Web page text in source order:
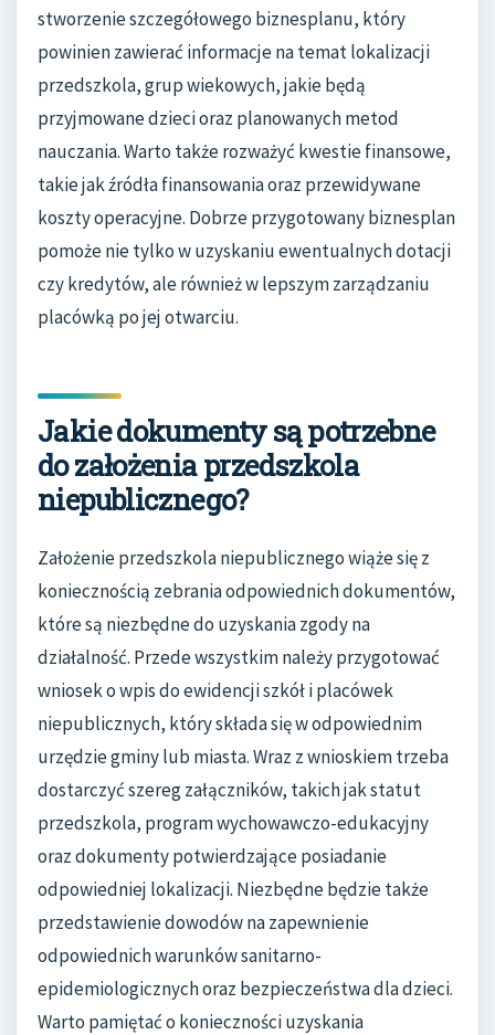
stworzenie szczegółowego biznesplanu, który
powinien zawierać informacje na temat lokalizacji
przedszkola, grup wiekowych, jakie będą
przyjmowane dzieci oraz planowanych metod
nauczania. Warto także rozważyć kwestie finansowe,
takie jak źródła finansowania oraz przewidywane
koszty operacyjne. Dobrze przygotowany biznesplan
pomoże nie tylko w uzyskaniu ewentualnych dotacji
czy kredytów, ale również w lepszym zarządzaniu
placówką po jej otwarciu.
Jakie dokumenty są potrzebne
do założenia przedszkola
niepublicznego?
Założenie przedszkola niepublicznego wiąże się z
koniecznością zebrania odpowiednich dokumentów,
które są niezbędne do uzyskania zgody na
działalność. Przede wszystkim należy przygotować
wniosek o wpis do ewidencji szkół i placówek
niepublicznych, który składa się w odpowiednim
urzędzie gminy lub miasta. Wraz z wnioskiem trzeba
dostarczyć szereg załączników, takich jak statut
przedszkola, program wychowawczo-edukacyjny
oraz dokumenty potwierdzające posiadanie
odpowiedniej lokalizacji. Niezbędne będzie także
przedstawienie dowodów na zapewnienie
odpowiednich warunków sanitarno-
epidemiologicznych oraz bezpieczeństwa dla dzieci.
Warto pamiętać o konieczności uzyskania